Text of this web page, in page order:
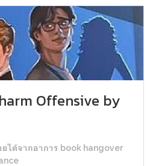
Offensive by
ได้จากอาการ book hangover